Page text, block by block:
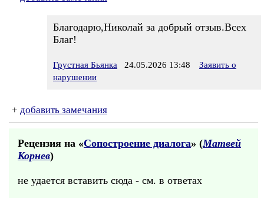
Благодарю,Николай за добрый отзыв.Всех
Благ!
Грустная Бьянка 24.05.2026 13:48
Заявить о
нарушении
+ добавить замечания
Рецензия на «Сопостроение диалога» (Матвей
Корнев)
не удается вставить сюда - см. в ответах